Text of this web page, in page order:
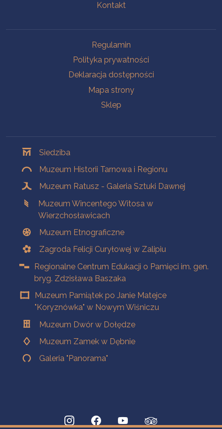
Kontakt
Regulamin
Polityka prywatności
Deklaracja dostępności
Mapa strony
Sklep
Siedziba
Muzeum Historii Tarnowa i Regionu
Muzeum Ratusz - Galeria Sztuki Dawnej
Muzeum Wincentego Witosa w
Wierzchosławicach
Muzeum Etnograficzne
Zagroda Felicji Curyłowej w Zalipiu
Regionalne Centrum Edukacji o Pamięci im. gen.
bryg. Zdzisława Baszaka
Muzeum Pamiątek po Janie Matejce
"Koryznówka" w Nowym Wiśniczu
Muzeum Dwór w Dołędze
Muzeum Zamek w Dębnie
Galeria "Panorama"